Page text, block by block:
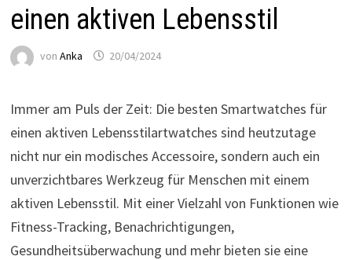
einen aktiven Lebensstil
von Anka 20/04/2024
Immer am Puls der Zeit: Die besten Smartwatches für
einen aktiven Lebensstilartwatches sind heutzutage
nicht nur ein modisches Accessoire, sondern auch ein
unverzichtbares Werkzeug für Menschen mit einem
aktiven Lebensstil. Mit einer Vielzahl von Funktionen wie
Fitness-Tracking, Benachrichtigungen,
Gesundheitsüberwachung und mehr bieten sie eine